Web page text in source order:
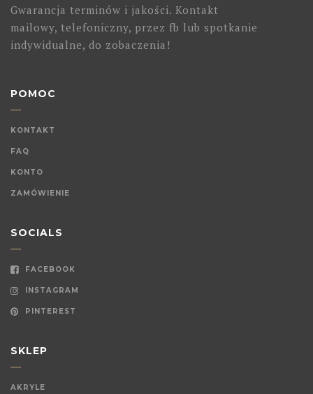
Gwarancja terminów i jakości. Kontakt
mailowy, telefoniczny, przez fb lub spotkanie
indywidualne, do zobaczenia!
POMOC
KONTAKT
FAQ
KONTO
ZAMÓWIENIE
SOCIALS
FACEBOOK
INSTAGRAM
PINTEREST
SKLEP
AKRYLE